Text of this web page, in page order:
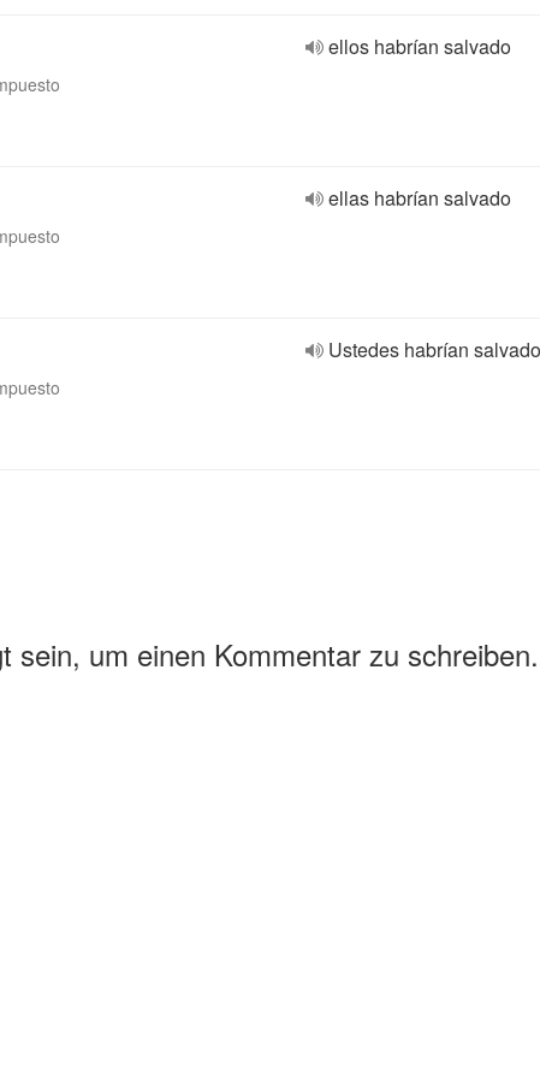
ellos habrían salvado
ellas habrían salvado
Ustedes habrían salvado
sein, um einen Kommentar zu schreiben.